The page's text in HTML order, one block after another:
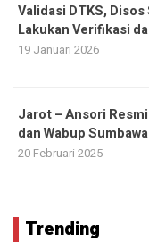
Validasi DTKS,
Lakukan Verifikasi
19 Januari 2026
Jarot – Ansori
dan Wabup Sumbawa
20 Februari 2025
Trending